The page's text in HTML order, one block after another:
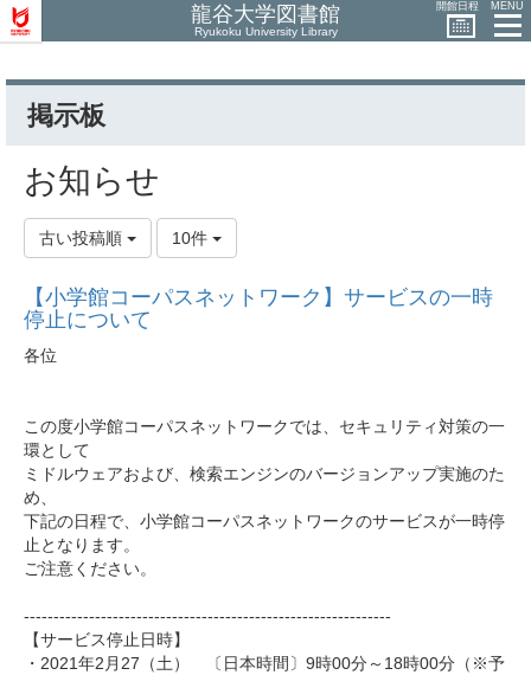
龍谷大学図書館
Ryukoku University Library
開館日程 MENU
掲示板
お知らせ
古い投稿順 10件
【小学館コーパスネットワーク】サービスの一時
停止について
各位
この度小学館コーパスネットワークでは、セキュリティ対策の一
環として
ミドルウェアおよび、検索エンジンのバージョンアップ実施のた
め、
下記の日程で、小学館コーパスネットワークのサービスが一時停
止となります。
ご注意ください。
--------------------------------------------------------------
【サービス停止日時】
・2021年2月27（土） 〔日本時間〕9時00分～18時00分（※予